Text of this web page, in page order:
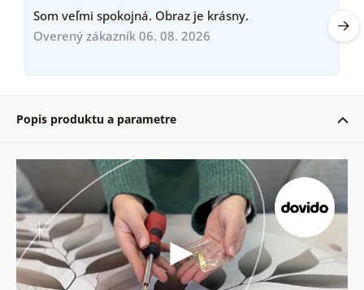
Som veľmi spokojná. Obraz je krásny.
Overený zákazník 06. 08. 2026
Popis produktu a parametre